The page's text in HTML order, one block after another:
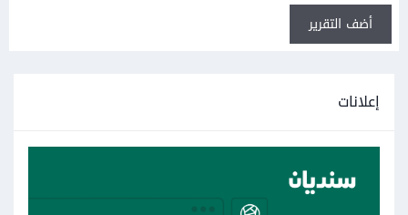
أضف التقرير
إعلانات